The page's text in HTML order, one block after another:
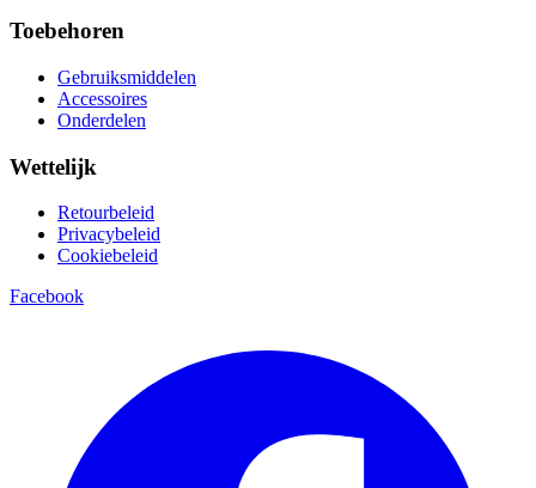
Toebehoren
Gebruiksmiddelen
Accessoires
Onderdelen
Wettelijk
Retourbeleid
Privacybeleid
Cookiebeleid
Facebook